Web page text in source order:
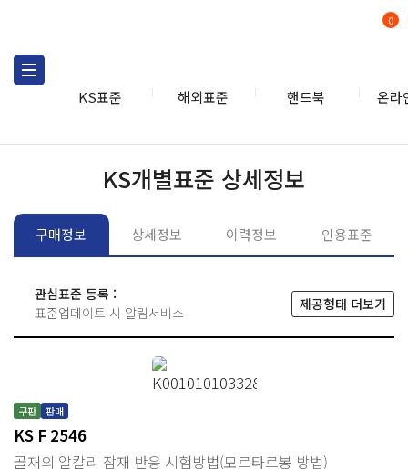
KS표준 해외표준 핸드북 온라
0
KS개별표준 상세정보
구매정보 상세정보 이력정보 인용표준
관심표준 등록 :
표준업데이트 시 알림서비스
제공형태 더보기
구판 판매
KS F 2546
골재의 알칼리 잠재 반응 시험방법(모르타르봉 방법)